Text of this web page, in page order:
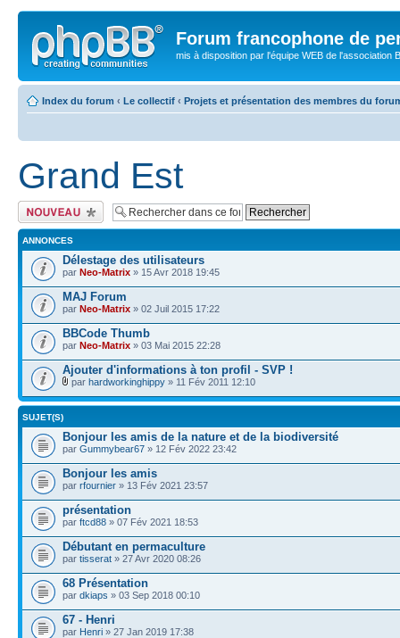
Forum francophone de
mis à disposition par l'équipe WEB de l'association
Index du forum ‹ Le collectif ‹ Projets et présentation des membres du
Grand Est
Publier un nouveau
sujet
ANNONCES
Délestage des utilisateurs
par Neo-Matrix » 15 Avr 2018 19:45
MAJ Forum
par Neo-Matrix » 02 Juil 2015 17:22
BBCode Thumb
par Neo-Matrix » 03 Mai 2015 22:28
Ajouter d'informations à ton profil - SVP !
par hardworkinghippy » 11 Fév 2011 12:10
SUJET(S)
Bonjour les amis de la nature et de la biodiversité
par Gummybear67 » 12 Fév 2022 23:42
Bonjour les amis
par rfournier » 13 Fév 2021 23:57
présentation
par ftcd88 » 07 Fév 2021 18:53
Débutant en permaculture
par tisserat » 27 Avr 2020 08:26
68 Présentation
par dkiaps » 03 Sep 2018 00:10
67 - Henri
par Henri » 27 Jan 2019 17:38